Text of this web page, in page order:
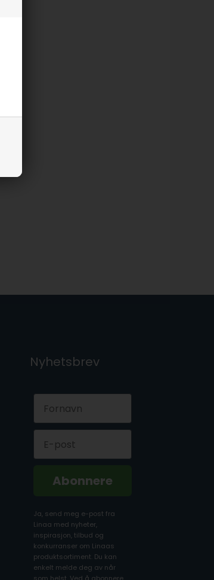
Nyhetsbrev
Abonnere
Ja, send meg e-post fra
Linaa med nyheter,
inspirasjon, tilbud og
konkurranser om Linaas
produktsortiment. Du kan
enkelt melde deg av når